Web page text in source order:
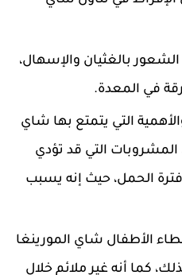
بالغثيان والإسهال،
في المعدة.
التي يتمتع بها شاي
المشروبات التي قد تؤدي
الحمل، حيث إنه يسبب
الأطفال شاي المورينغا
كما أنه غير ملائم خلال